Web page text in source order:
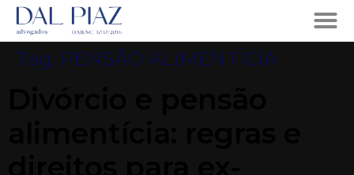
Tag: PENSÃO ALIMENTÍCIA